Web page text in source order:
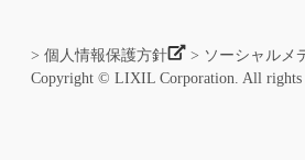
> 個人情報保護方針 > ソーシャルメ
Copyright © LIXIL Corporation. All rights